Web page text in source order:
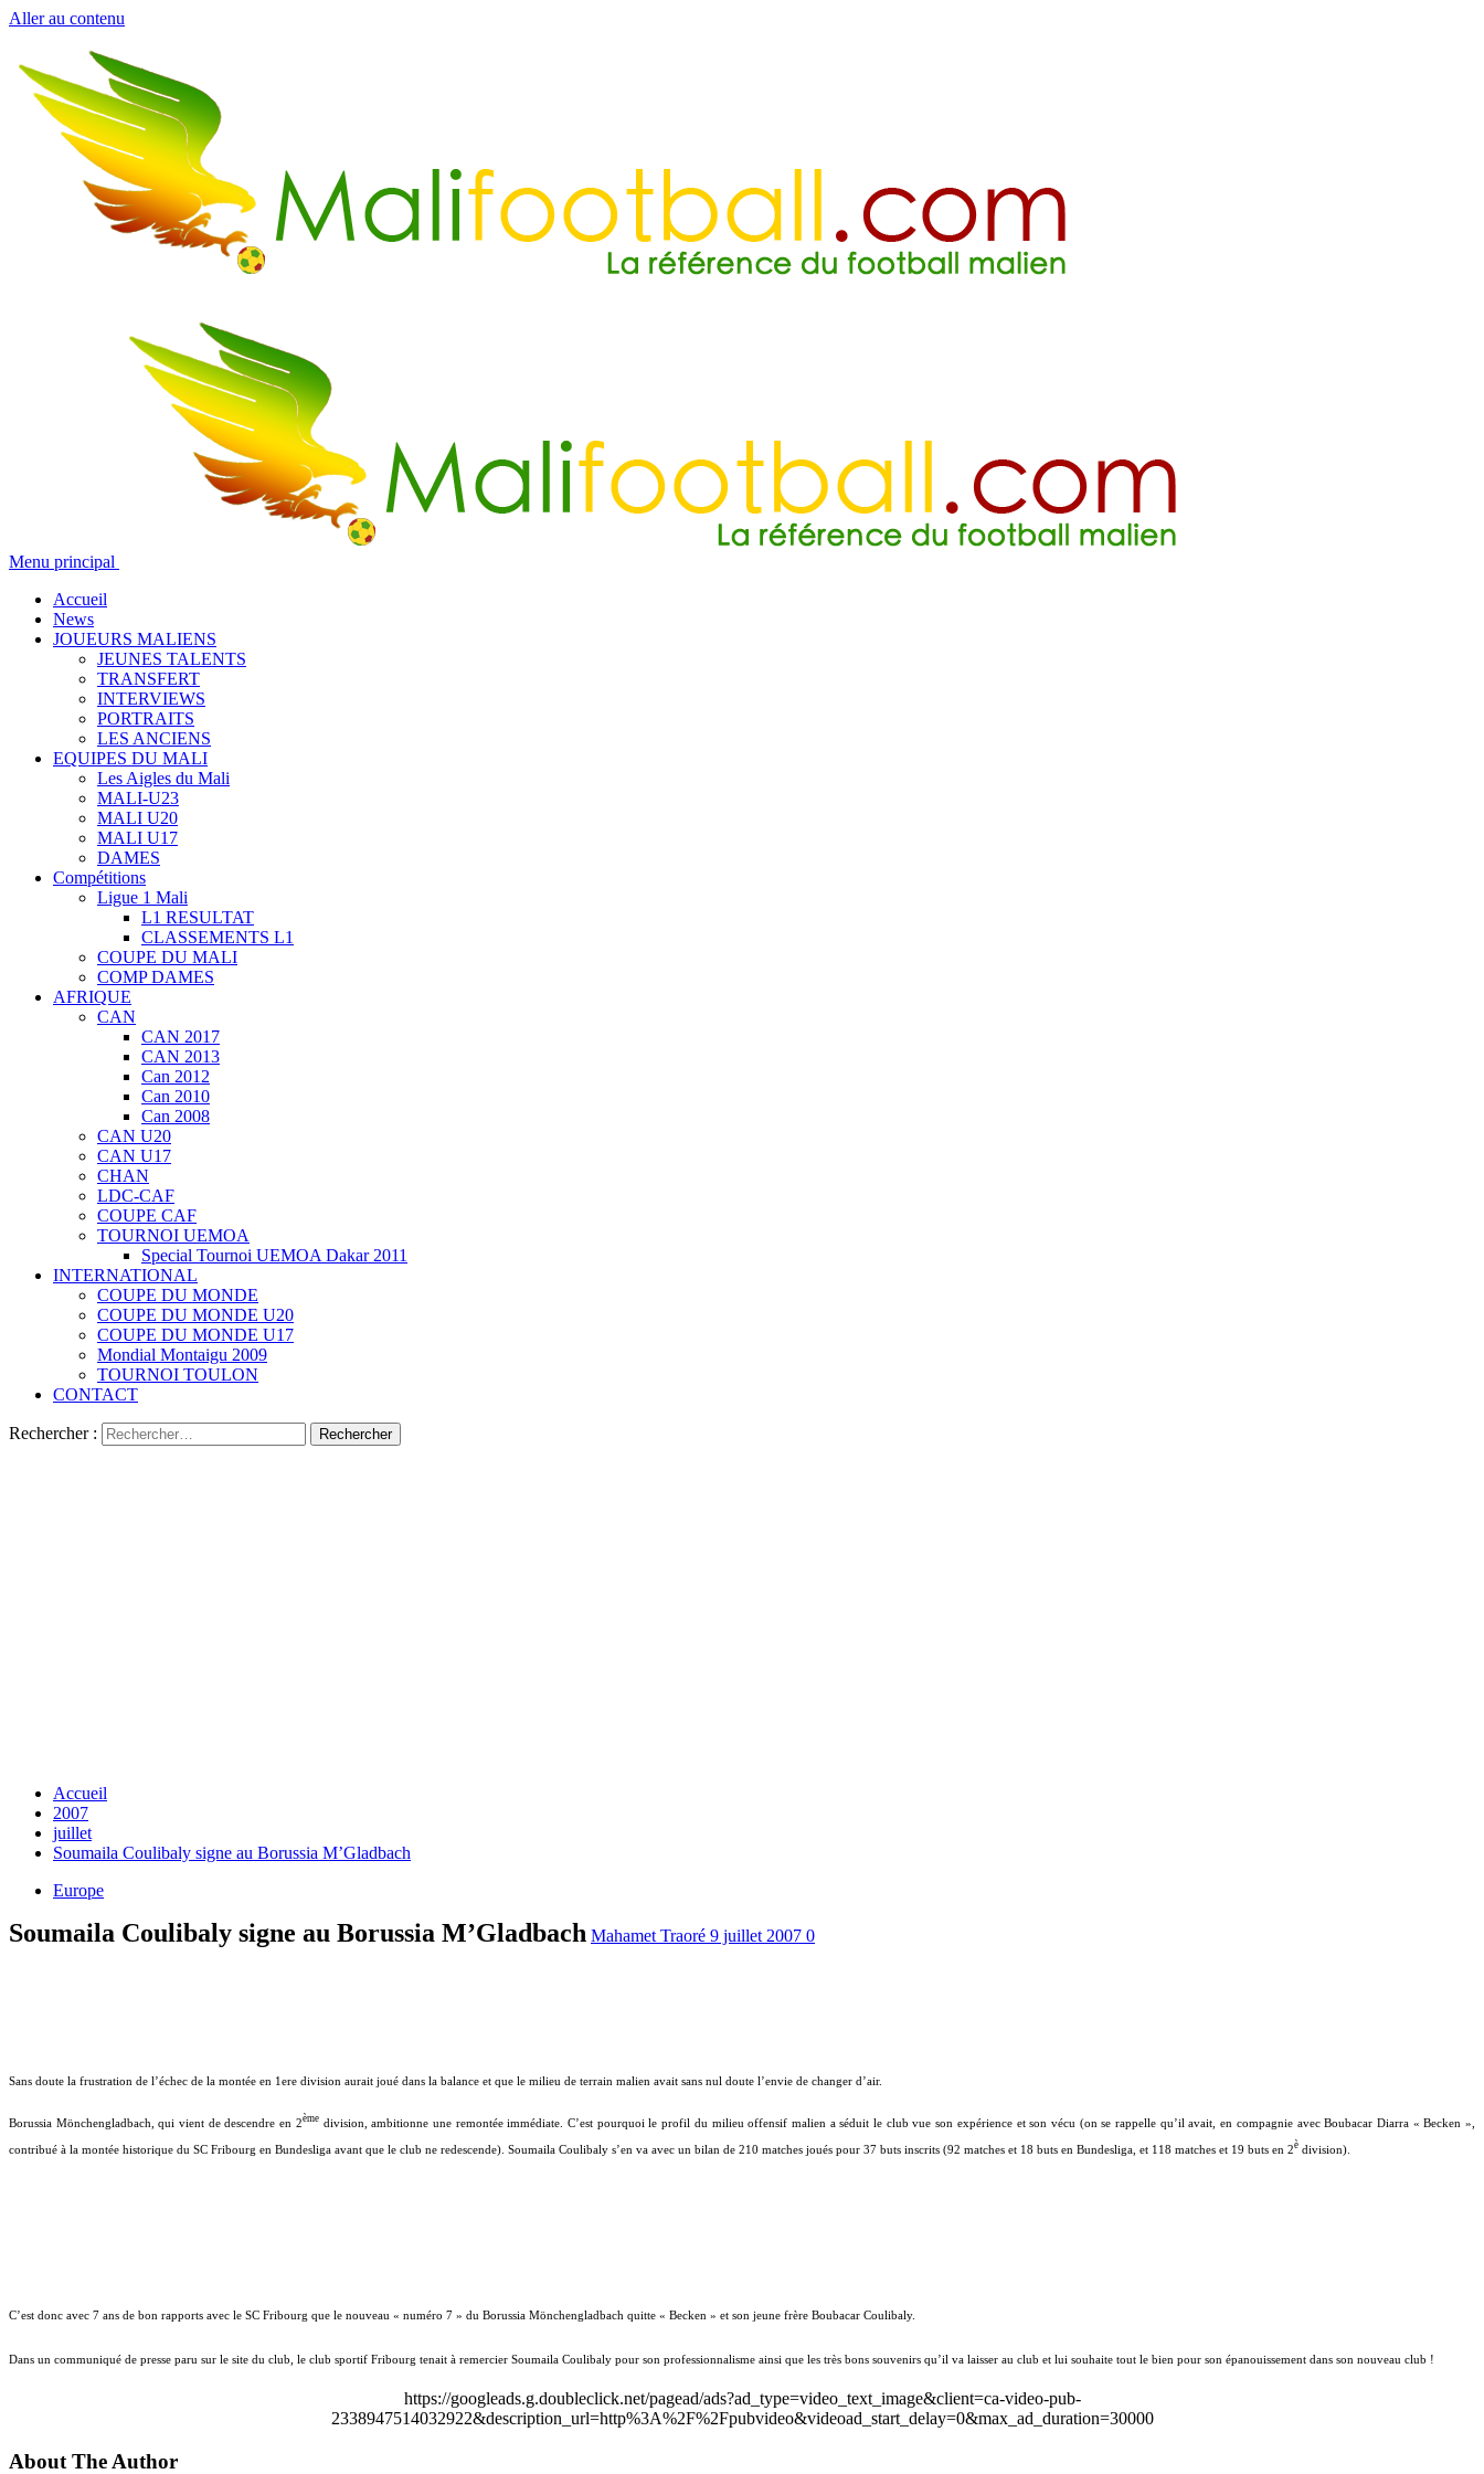
Aller au contenu
Menu principal
Accueil
News
JOUEURS MALIENS
JEUNES TALENTS
TRANSFERT
INTERVIEWS
PORTRAITS
LES ANCIENS
EQUIPES DU MALI
Les Aigles du Mali
MALI-U23
MALI U20
MALI U17
DAMES
Compétitions
Ligue 1 Mali
L1 RESULTAT
CLASSEMENTS L1
COUPE DU MALI
COMP DAMES
AFRIQUE
CAN
CAN 2017
CAN 2013
Can 2012
Can 2010
Can 2008
CAN U20
CAN U17
CHAN
LDC-CAF
COUPE CAF
TOURNOI UEMOA
Special Tournoi UEMOA Dakar 2011
INTERNATIONAL
COUPE DU MONDE
COUPE DU MONDE U20
COUPE DU MONDE U17
Mondial Montaigu 2009
TOURNOI TOULON
CONTACT
Rechercher :
Accueil
2007
juillet
Soumaila Coulibaly signe au Borussia M’Gladbach
Europe
Soumaila Coulibaly signe au Borussia M’Gladbach Mahamet Traoré 9 juillet 2007 0
Sans doute la frustration de l’échec de la montée en 1ere division aurait joué dans la balance et que le milieu de terrain malien avait sans nul doute l’envie de changer d’air.
Borussia Mönchengladbach, qui vient de descendre en 2èmedivision, ambitionne une remontée immédiate. C’est pourquoi le profil du milieu offensif malien a séduit le club vue son expérience et son vécu (on se rappelle qu’il avait, en compagnie avec Boubacar Diarra « Becken »,
contribué à la montée historique du SC Fribourg en Bundesliga avant que le club ne redescende). Soumaila Coulibaly s’en va avec un bilan de 210 matches joués pour 37 buts inscrits (92 matches et 18 buts en Bundesliga, et 118 matches et 19 buts en 2è division).
C’est donc avec 7 ans de bon rapports avec le SC Fribourg que le nouveau « numéro 7 » du Borussia Mönchengladbach quitte « Becken » et son jeune frère Boubacar Coulibaly.
Dans un communiqué de presse paru sur le site du club, le club sportif Fribourg tenait à remercier Soumaila Coulibaly pour son professionnalisme ainsi que les très bons souvenirs qu’il va laisser au club et lui souhaite tout le bien pour son épanouissement dans son nouveau club !
https://googleads.g.doubleclick.net/pagead/ads?ad_type=video_text_image&client=ca-video-pub-
2338947514032922&description_url=http%3A%2F%2Fpubvideo&videoad_start_delay=0&max_ad_duration=30000
About The Author